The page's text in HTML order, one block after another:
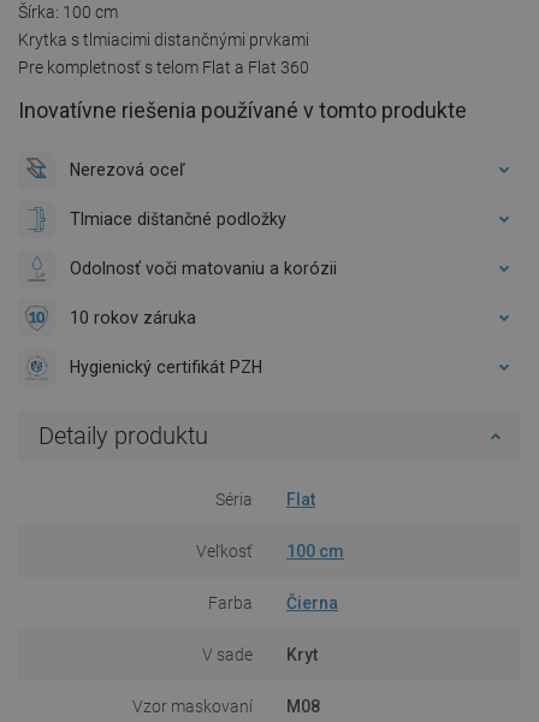
Šírka: 100 cm
Krytka s tlmiacimi distančnými prvkami
Pre kompletnosť s telom Flat a Flat 360
Inovatívne riešenia používané v tomto produkte
Nerezová oceľ
Tlmiace dištančné podložky
Odolnosť voči matovaniu a korózii
10 rokov záruka
Hygienický certifikát PZH
Detaily produktu
Séria Flat
Veľkosť 100 cm
Farba Čierna
V sade Kryt
Vzor maskovaní M08